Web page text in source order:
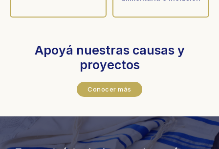
Apoyá nuestras causas y
proyectos
Conocer más